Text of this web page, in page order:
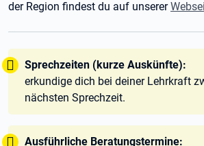
der Region findest du auf unserer
Tipp:
Sprechzeiten (kurze Auskünfte):
erkundige dich bei deiner Lehrkraft
nächsten Sprechzeit.
Tipp:
Ausführliche Beratungstermine: